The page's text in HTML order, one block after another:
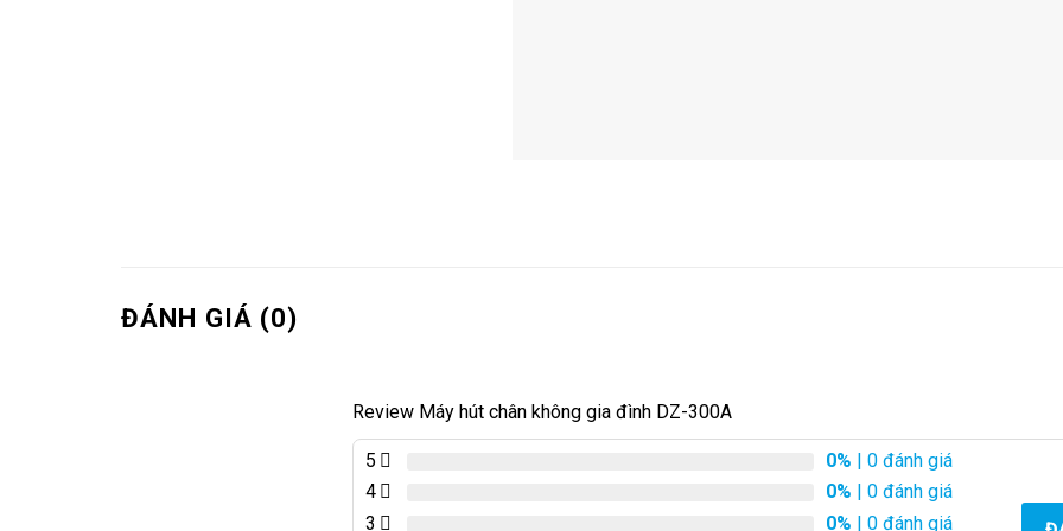
ĐÁNH GIÁ (0)
Review Máy hút chân không gia đình DZ-300A
5 0% | 0 đánh giá
4
0% | 0 đánh giá
3
0% | 0 đánh giá